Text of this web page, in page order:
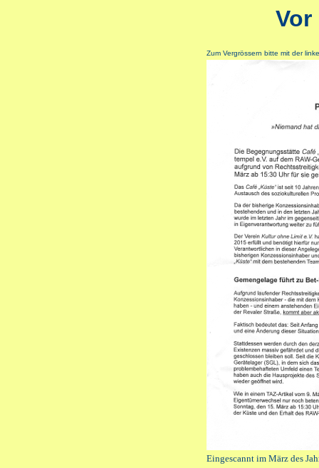
Vor
Zum Vergrössern bitte mit der
Eingescannt im März des